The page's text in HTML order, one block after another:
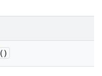
()